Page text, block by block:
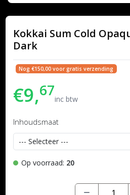
Kokkai Sum Cold
Dark
Nog €150,00 voor gratis verzending
€9,67inc btw
Inhoudsmaat
Op voorraad: 20